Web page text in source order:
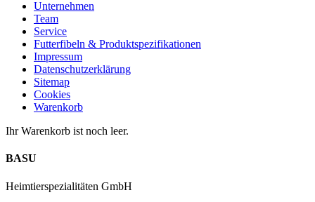
Unternehmen
Team
Service
Futterfibeln & Produktspezifikationen
Impressum
Datenschutzerklärung
Sitemap
Cookies
Warenkorb
Ihr Warenkorb ist noch leer.
BASU
Heimtierspezialitäten GmbH